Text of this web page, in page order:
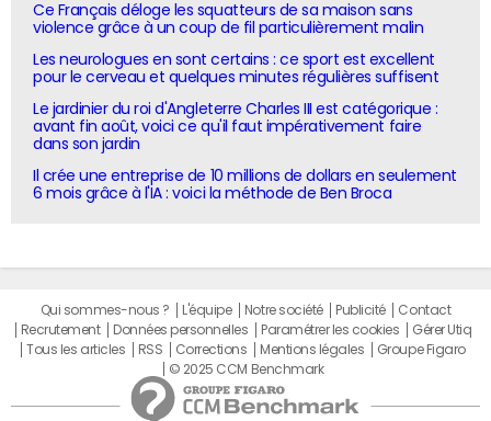
Ce Français déloge les squatteurs de sa maison sans
violence grâce à un coup de fil particulièrement malin
Les neurologues en sont certains : ce sport est excellent
pour le cerveau et quelques minutes régulières suffisent
Le jardinier du roi d'Angleterre Charles III est catégorique :
avant fin août, voici ce qu'il faut impérativement faire
dans son jardin
Il crée une entreprise de 10 millions de dollars en seulement
6 mois grâce à l'IA : voici la méthode de Ben Broca
Qui sommes-nous ? L'équipe Notre société Publicité
Contact
Recrutement
Données personnelles Paramétrer les cookies
Gérer Utiq
Tous les articles
RSS Corrections Mentions légales
Groupe Figaro
© 2025 CCM Benchmark